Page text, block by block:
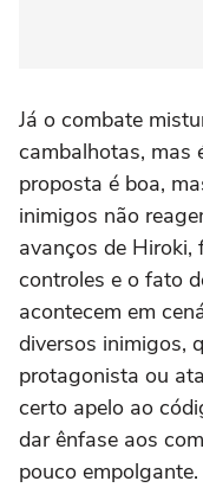
Já o combate
cambalhotas, mas
proposta é boa,
inimigos não
avanços de
controles e o fato
acontecem em
diversos inimigos,
protagonista ou
certo apelo ao
dar ênfase aos
pouco empolgante.